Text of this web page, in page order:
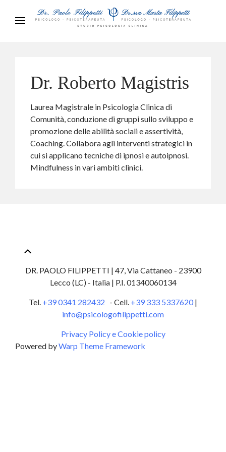
Dr. Roberto Magistris
Laurea Magistrale in Psicologia Clinica di
Comunità, conduzione di gruppi sullo sviluppo e
promozione delle abilità sociali e assertività,
Coaching. Collabora agli interventi strategici in
cui si applicano tecniche di ipnosi e autoipnosi.
Mindfulness in vari ambiti clinici.
DR. PAOLO FILIPPETTI | 47, Via Cattaneo - 23900
Lecco (LC) - Italia | P.I. 01340060134
Tel. +39 0341 282432 - Cell. +39 333 5337620|
info@psicologofilippetti.com
Privacy Policy e Cookie policy
Powered byWarp Theme Framework